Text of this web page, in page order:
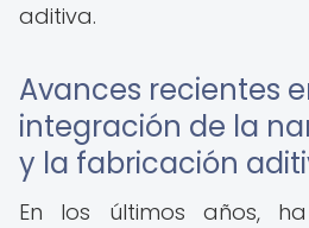
aditiva.
Avances recientes
integración de la
y la fabricación
En los últimos años,